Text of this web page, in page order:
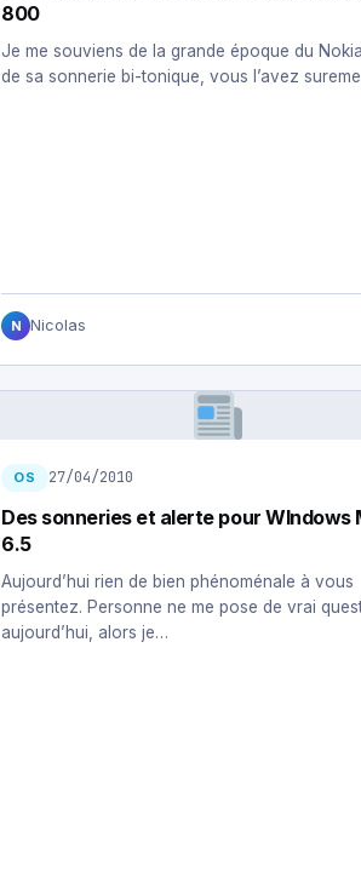
800
Je me souviens de la grande époque du
de sa sonnerie bi-tonique, vous l’avez
N Nicolas
OS 27/04/2010
Des sonneries et alerte pour WIndows
6.5
Aujourd’hui rien de bien phénoménale à vous
présentez. Personne ne me pose de vrai
aujourd’hui, alors je…